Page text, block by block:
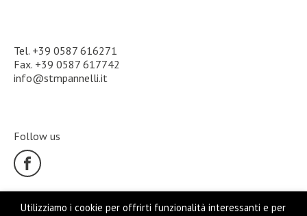
Tel. +39 0587 616271
Fax. +39 0587 617742
info@stmpannelli.it
Follow us
Utilizziamo i cookie per offrirti funzionalità interessanti e per